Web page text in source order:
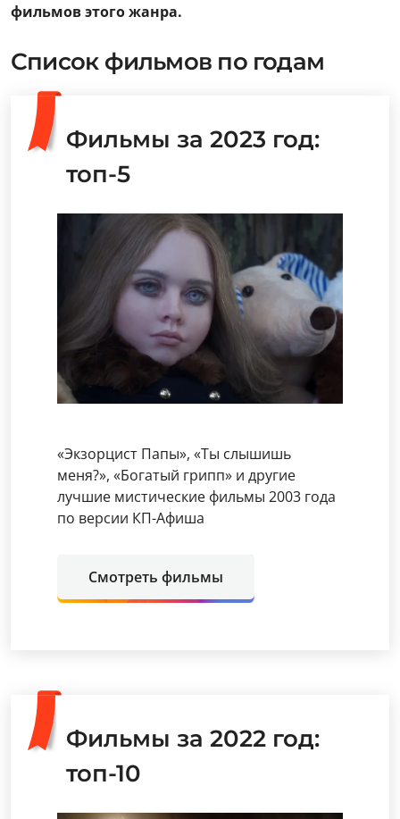
фильмов этого жанра.
Список фильмов по годам
Фильмы за 2023 год:
топ-5
«Экзорцист Папы», «Ты слышишь
меня?», «Богатый грипп» и другие
лучшие мистические фильмы 2003 года
по версии КП-Афиша
Смотреть фильмы
Фильмы за 2022 год:
топ-10